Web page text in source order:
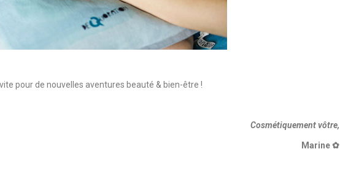
pour de nouvelles aventures beauté & bien-être !
Cosmétiquement vôtre,
Marine ✿